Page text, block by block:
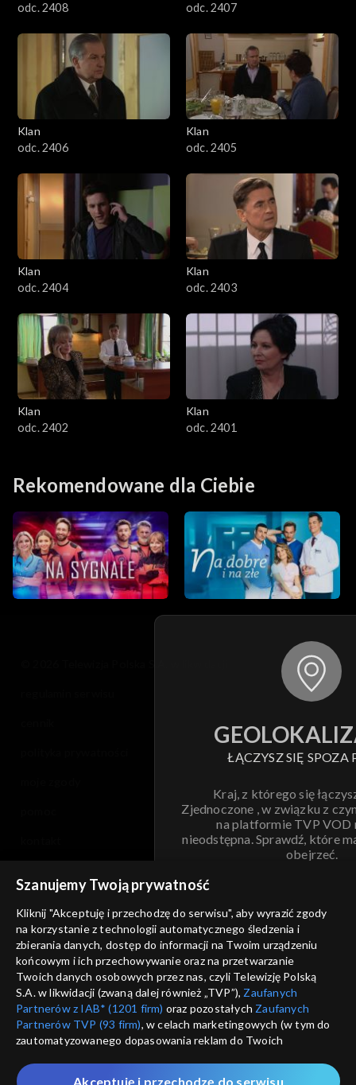
odc. 2408
odc. 2407
Klan
odc. 2406
Klan
odc. 2405
Klan
odc. 2404
Klan
odc. 2403
Klan
odc. 2402
Klan
odc. 2401
Rekomendowane dla Ciebie
ŁĄCZYSZ SIĘ SPOZA
Kraj, z którego się
Zjednoczone , w związku z
na platformie TVP VOD
nieodstępna. Sprawdź, które
obejrzeć.
ANULUJ
informacje o dostawcy usług
Szanujemy Twoją prywatność
Kliknij "Akceptuję i przechodzę do serwisu", aby wyrazić zgody
na korzystanie z technologii automatycznego śledzenia i
zbierania danych, dostęp do informacji na Twoim urządzeniu
końcowym i ich przechowywanie oraz na przetwarzanie
Twoich danych osobowych przez nas, czyli Telewizję Polską
S.A. w likwidacji (zwaną dalej również „TVP”), Zaufanych
Partnerów z IAB* (1201 firm) oraz pozostałych Zaufanych
Partnerów TVP (93 firm), w celach marketingowych (w tym do
zautomatyzowanego dopasowania reklam do Twoich
które wskazujemy poniżej, a także zgody na udostępnianie
Akceptuję i przechodzę do serwisu